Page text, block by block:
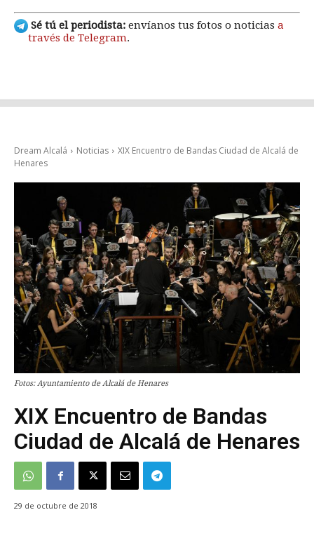
Sé tú el periodista: envíanos tus fotos o noticias a
través de Telegram.